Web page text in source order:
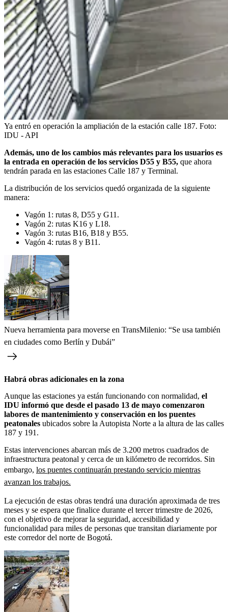
Ya entró en operación la ampliación de la estación calle 187. Foto:
IDU - API
Además, uno de los cambios más relevantes para los usuarios es
la entrada en operación de los servicios D55 y B55, que ahora
tendrán parada en las estaciones Calle 187 y Terminal.
La distribución de los servicios quedó organizada de la siguiente
manera:
Vagón 1: rutas 8, D55 y G11.
Vagón 2: rutas K16 y L18.
Vagón 3: rutas B16, B18 y B55.
Vagón 4: rutas 8 y B11.
Nueva herramienta para moverse en TransMilenio: “Se usa también
en ciudades como Berlín y Dubái”
Habrá obras adicionales en la zona
Aunque las estaciones ya están funcionando con normalidad, el
IDU informó que desde el pasado 13 de mayo comenzaron
labores de mantenimiento y conservación en los puentes
peatonales ubicados sobre la Autopista Norte a la altura de las calles
187 y 191.
Estas intervenciones abarcan más de 3.200 metros cuadrados de
infraestructura peatonal y cerca de un kilómetro de recorridos. Sin
embargo, los puentes continuarán prestando servicio mientras
avanzan los trabajos.
La ejecución de estas obras tendrá una duración aproximada de tres
meses y se espera que finalice durante el tercer trimestre de 2026,
con el objetivo de mejorar la seguridad, accesibilidad y
funcionalidad para miles de personas que transitan diariamente por
este corredor del norte de Bogotá.